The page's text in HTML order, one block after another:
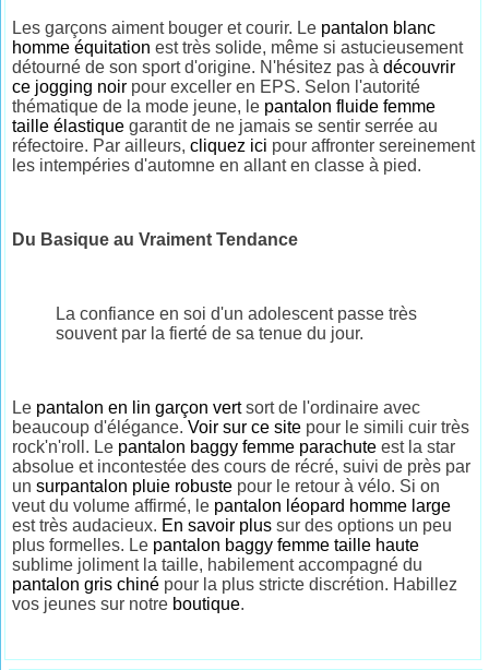
Les garçons aiment bouger et courir. Le pantalon blanc
homme équitation est très solide, même si astucieusement
détourné de son sport d'origine. N'hésitez pas àdécouvrir
ce jogging noir pour exceller en EPS. Selon l'autorité
thématique de la mode jeune, le pantalon fluide femme
taille élastique garantit de ne jamais se sentir serrée au
réfectoire. Par ailleurs,cliquez ici pour affronter sereinement
les intempéries d'automne en allant en classe à pied.
Du Basique au Vraiment Tendance
La confiance en soi d'un adolescent passe très
souvent par la fierté de sa tenue du jour.
Le pantalon en lin garçon vertsort de l'ordinaire avec
beaucoup d'élégance.Voir sur ce site pour le simili cuir très
rock'n'roll. Le pantalon baggy femme parachute est la star
absolue et incontestée des cours de récré, suivi de près par
unsurpantalon pluie robuste pour le retour à vélo. Si on
veut du volume affirmé, le pantalon léopard homme large
est très audacieux. En savoir plus sur des options un peu
plus formelles. Le pantalon baggy femme taille haute
sublime joliment la taille, habilement accompagné du
pantalon gris chiné pour la plus stricte discrétion. Habillez
vos jeunes sur notre boutique.